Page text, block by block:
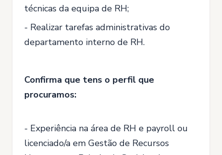
técnicas da equipa de RH;
- Realizar tarefas administrativas do
departamento interno de RH.
Confirma que tens o perfil que
procuramos:
- Experiência na área de RH e payroll ou
licenciado/a em Gestão de Recursos